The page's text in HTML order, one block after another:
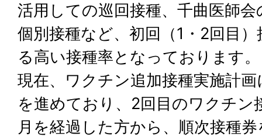
活用しての巡回接種、千曲医師
個別接種など、初回（1・2回目
る高い接種率となっております。
現在、ワクチン追加接種実施計
を進めており、2回目のワクチン
月を経過した方から、順次接種